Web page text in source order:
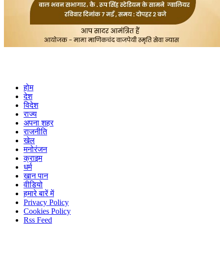
होम
देश
विदेश
राज्य
अपना शहर
राजनीति
खेल
मनोरंजन
क्राइम
धर्म
खान पान
वीडियो
हमारे बारें में
Privacy Policy
Cookies Policy
Rss Feed